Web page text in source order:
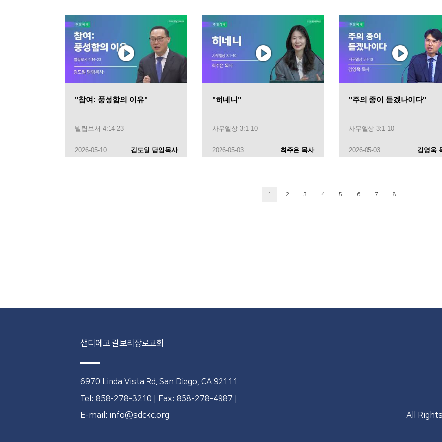
"참여: 풍성함의 이유"
빌립보서 4:14-23
2026-05-10 김도일 담임목사
"히네니"
사무엘상 3:1-10
2026-05-03 최주은 목사
"주의 종이 듣겠나이다"
사무엘상 3:1-10
2026-05-03 김영욱
1 2 3 4 5 6 7 8
샌디에고 갈보리장로교회
6970 Linda Vista Rd. San Diego, CA 92111
Tel: 858-278-3210
Fax: 858-278-4987
E-mail: info@sdckc.org
All